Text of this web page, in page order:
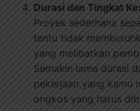
Durasi dan Tingkat
Proyek sederhana
tentu tidak
yang melibatkan
Semakin lama durasi
pekerjaan yang kamu
ongkos yang harus